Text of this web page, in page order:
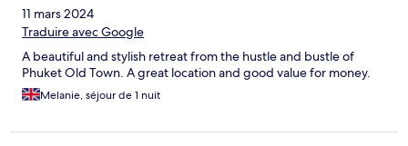
11 mars 2024
Traduire avec Google
A beautiful and stylish retreat from the hustle and bustle of
Phuket Old Town. A great location and good value for money.
Melanie, séjour de 1 nuit